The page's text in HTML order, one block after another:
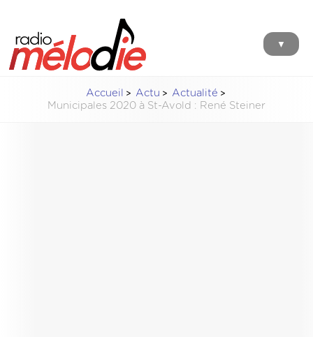
▼
Accueil Actu
Actualité
Municipales 2020 à St-Avold : René Steiner